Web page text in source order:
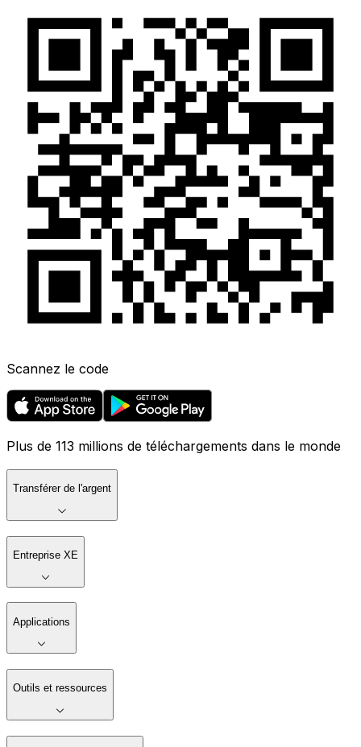
Scannez le code
Plus de 113 millions de téléchargements dans le monde
Transférer de l'argent
Entreprise XE
Applications
Outils et ressources